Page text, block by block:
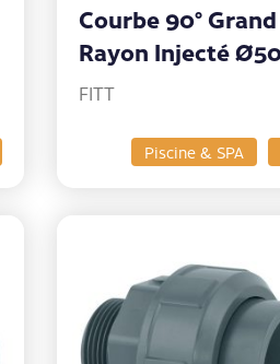
Piscine & SPA
Courbe 90° Grand
Rayon Injecté
FITT